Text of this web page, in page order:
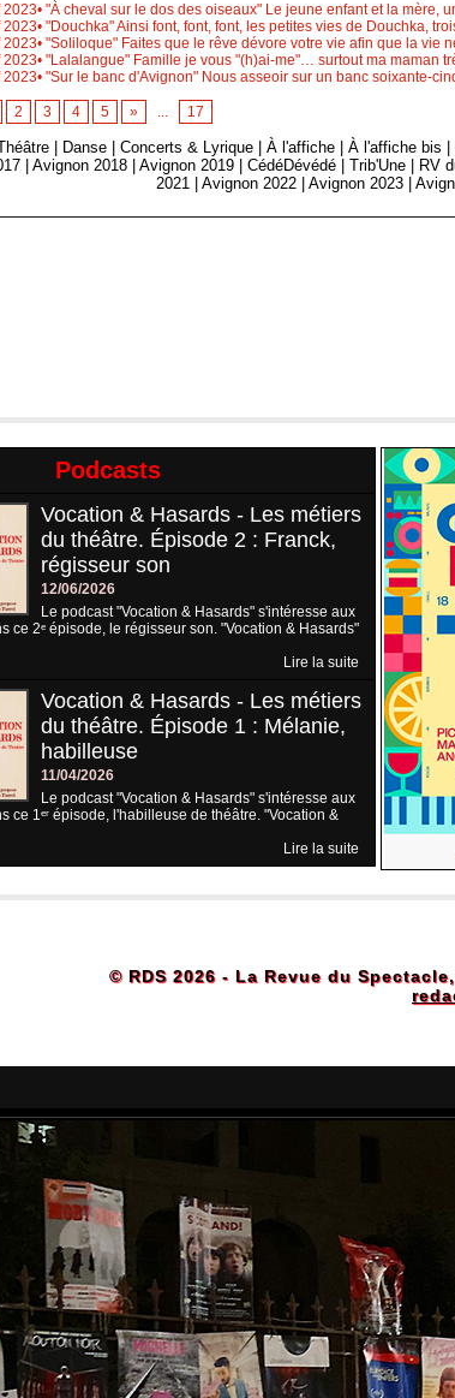
2023• "À cheval sur le dos des oiseaux" Le jeune enfant et la mère,
2023• "Douchka" Ainsi font, font, font, les petites vies de Douchka,
2023• "Soliloque" Faites que le rêve dévore votre vie afin que la vie
2023• "Lalalangue" Famille je vous "(h)ai-me"… surtout ma maman
2023• "Sur le banc d'Avignon" Nous asseoir sur un banc soixante-
2 3 4 5 » ... 17
Danse |Concerts & Lyrique |À l'affiche |À l'affiche bis
|Avignon 2018 |Avignon 2019 |CédéDévédé |Trib'Une RV
2021
|Avignon 2022 |Avignon 2023 |
Podcasts
Vocation & Hasards - Les métiers
du théâtre. Épisode 2 : Franck,
régisseur son
12/06/2026
Le podcast "Vocation & Hasards" s'intéresse aux
ce 2ᵉ épisode, le régisseur son. "Vocation & Hasards"
Lire la suite
Vocation & Hasards - Les métiers
du théâtre. Épisode 1 : Mélanie,
habilleuse
11/04/2026
Le podcast "Vocation & Hasards" s'intéresse aux
ce 1ᵉʳ épisode, l'habilleuse de théâtre. "Vocation &
Lire la suite
© RDS 2026 - La Revue du